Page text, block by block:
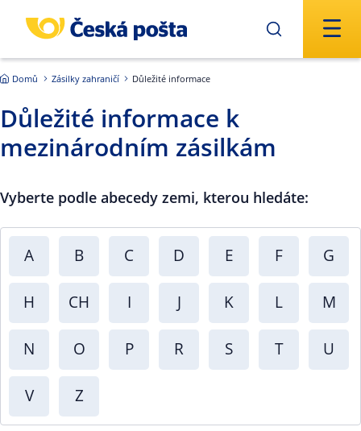
Domů Zásilky zahraničí Důležité informace
Důležité informace k
mezinárodním zásilkám
Vyberte podle abecedy zemi, kterou hledáte:
A B C D E F G
H CH I J K L M
N O P R S T U
V Z